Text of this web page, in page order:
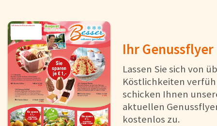
Ihr Genussflyer
Lassen Sie sich von
Köstlichkeiten
schicken Ihnen
aktuellen
kostenlos zu.